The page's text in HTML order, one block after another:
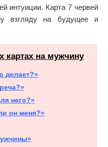
интуиции. Карта 7 червей
взгляду на будущее и
картах на мужчину
делает?»
него?»
он меня?»